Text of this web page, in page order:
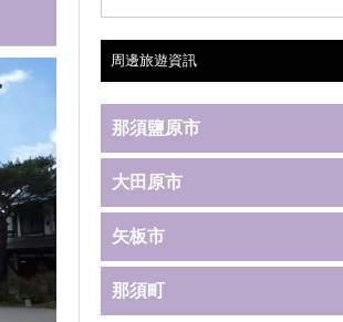
周邊旅遊資訊
那須鹽原市
大田原市
矢板市
那須町